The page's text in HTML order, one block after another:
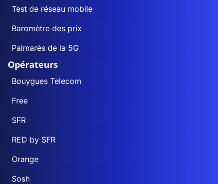
Test de réseau mobile
Baromètre des prix
Palmarès de la 5G
Opérateurs
Bouygues Telecom
Free
SFR
RED by SFR
Orange
Sosh